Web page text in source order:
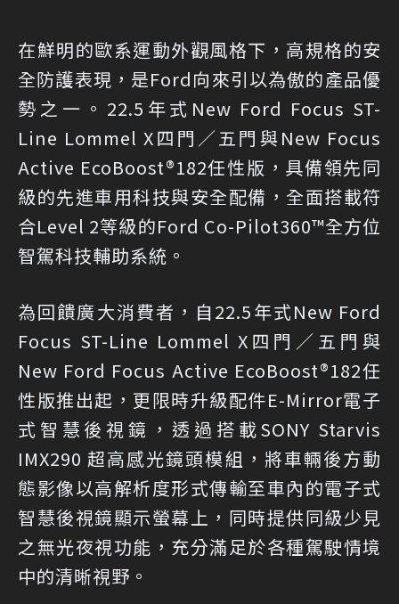
在鮮明的歐系運動外觀風格下，高規格的安
全防護表現，是Ford向來引以為傲的產品優
勢之一。22.5年式New Ford Focus ST-
Line Lommel X四門／五門與New Focus
Active EcoBoost®182任性版，具備領先同
級的先進車用科技與安全配備，全面搭載符
合Level 2等級的Ford Co-Pilot360™全方位
智駕科技輔助系統。
為回饋廣大消費者，自22.5年式New Ford
Focus ST-Line Lommel X四門／五門與
New Ford Focus Active EcoBoost®182任
性版推出起，更限時升級配件E-Mirror電子
式智慧後視鏡，透過搭載SONY Starvis
IMX290 超高感光鏡頭模組，將車輛後方動
態影像以高解析度形式傳輸至車內的電子式
智慧後視鏡顯示螢幕上，同時提供同級少見
之無光夜視功能，充分滿足於各種駕駛情境
中的清晰視野。